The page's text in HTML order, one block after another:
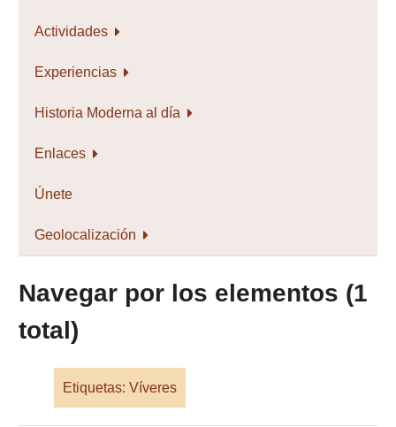
Actividades
Experiencias
Historia Moderna al día
Enlaces
Únete
Geolocalización
Navegar por los elementos (1
total)
Etiquetas: Víveres